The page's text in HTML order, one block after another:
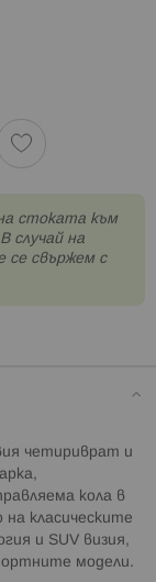
стоката към
случай на
се свържем с
четириврат и
кола в
класическите
и SUV визия,
модели.